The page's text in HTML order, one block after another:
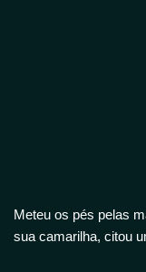
Meteu os pés pelas
sua camarilha, citou